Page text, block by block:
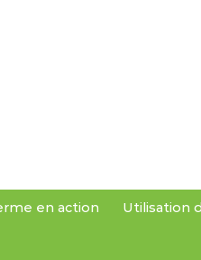
en action Utilisation